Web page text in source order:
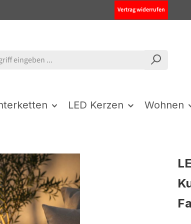
Vertrag widerrufen
LED Kerzen Wohnen